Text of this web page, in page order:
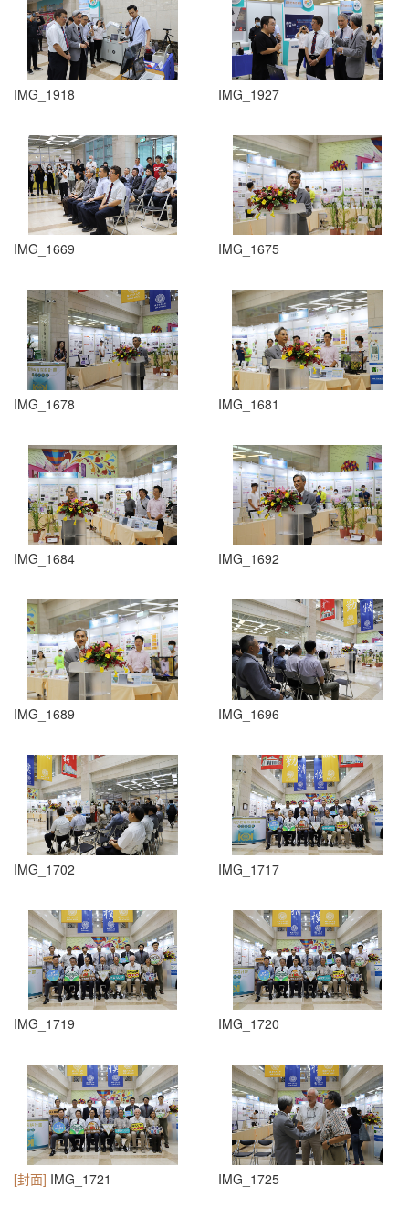
IMG_1918 IMG_1927
IMG_1669 IMG_1675
IMG_1678 IMG_1681
IMG_1684 IMG_1692
IMG_1689 IMG_1696
IMG_1702 IMG_1717
IMG_1719 IMG_1720
[封面] IMG_1721 IMG_1725